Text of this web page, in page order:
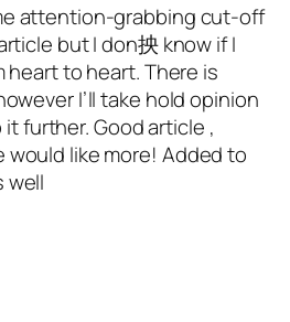
attention-grabbing cut-off
but I don抰 know if I
heart to heart. There is
I’ll take hold opinion
further. Good article ,
would like more! Added to
well